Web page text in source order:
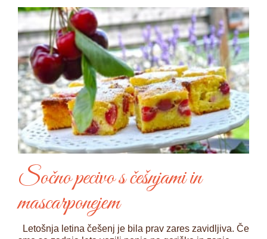
Sočno pecivo s češnjami in
mascarponejem
Letošnja letina češenj je bila prav zares zavidljiva. Če